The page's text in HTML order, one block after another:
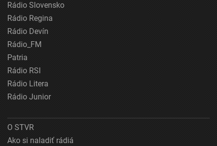
Rádio Slovensko
Rádio Regina
Rádio Devín
Rádio_FM
Patria
Rádio RSI
Rádio Litera
Rádio Junior
O STVR
Ako si naladiť rádiá